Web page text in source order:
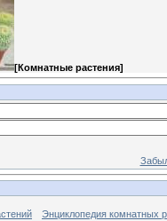
[Комнатные растения]
Энциклопедия комнатных